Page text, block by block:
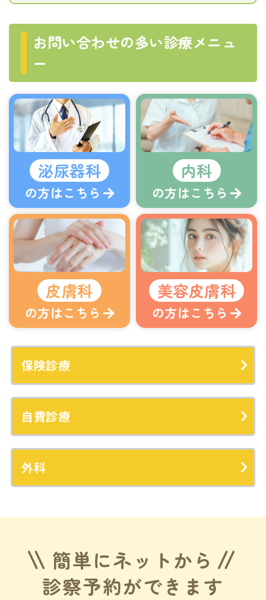
お問い合わせの多い診療メニュ
ー
泌尿器科
の方はこちら
内科
の方はこちら
皮膚科
の方はこちら
美容皮膚科
の方はこちら
保険診療
自費診療
外科
簡単にネットから
診察予約ができます